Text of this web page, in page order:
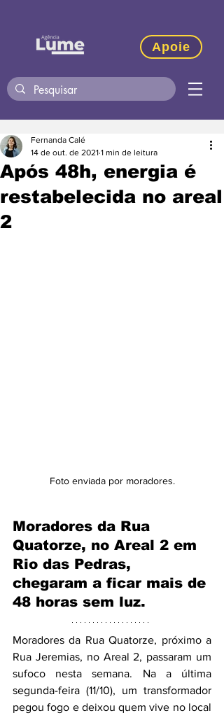
Apoie
Após 48h, energia é
restabelecida no areal
2
Fernanda Calé
14 de out. de 2021 1 min de leitura
Foto enviada por moradores.
Moradores da Rua
Quatorze, no Areal 2 em
Rio das Pedras,
chegaram a ficar mais de
48 horas sem luz.
Moradores da Rua Quatorze, próximo a
Rua Jeremias, no Areal 2, passaram um
sufoco nesta semana. Na a última
segunda-feira (11/10), um transformador
pegou fogo e deixou quem vive no local